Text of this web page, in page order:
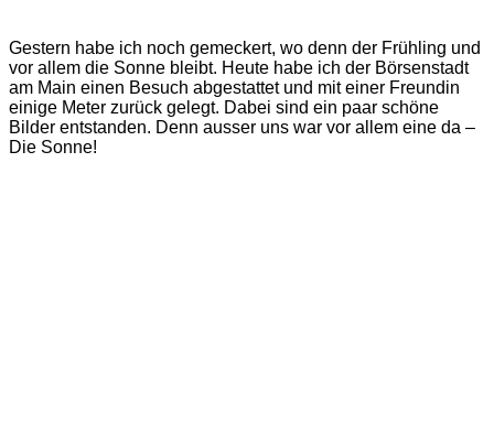
Gestern habe ich noch gemeckert, wo denn der Frühling und
vor allem die Sonne bleibt. Heute habe ich der Börsenstadt
am Main einen Besuch abgestattet und mit einer Freundin
einige Meter zurück gelegt. Dabei sind ein paar schöne
Bilder entstanden. Denn ausser uns war vor allem eine da –
Die Sonne!